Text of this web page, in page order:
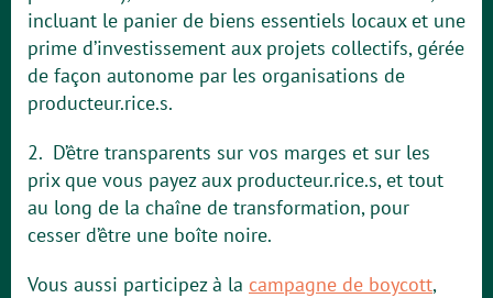
incluant le panier de biens essentiels locaux et une
prime d’investissement aux projets collectifs, gérée
de façon autonome par les organisations de
producteur.rice.s.
2. D’être transparents sur vos marges et sur les
prix que vous payez aux producteur.rice.s, et tout
au long de la chaîne de transformation, pour
cesser d’être une boîte noire.
Vous aussi participez à la campagne de boycott,